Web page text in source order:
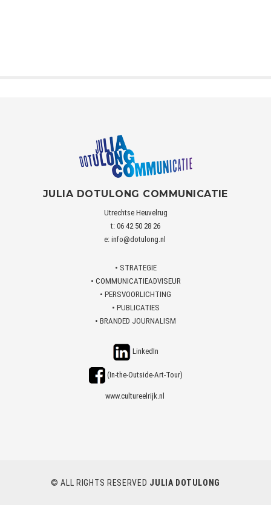
JULIA DOTULONG COMMUNICATIE
Utrechtse Heuvelrug
t: 06 42 50 28 26
e:info@dotulong.nl
• STRATEGIE
• COMMUNICATIEADVISEUR
• PERSVOORLICHTING
• PUBLICATIES
• BRANDED JOURNALISM
LinkedIn
(In-the-Outside-Art-Tour)
www.cultureelrijk.nl
© ALL RIGHTS RESERVED JULIA DOTULONG